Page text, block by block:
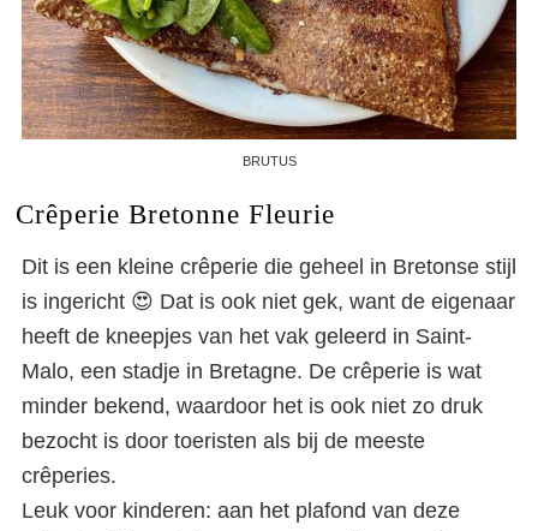
BRUTUS
Crêperie Bretonne Fleurie
Dit is een kleine crêperie die geheel in Bretonse stijl
is ingericht 😍 Dat is ook niet gek, want de eigenaar
heeft de kneepjes van het vak geleerd in Saint-
Malo, een stadje in Bretagne. De crêperie is wat
minder bekend, waardoor het is ook niet zo druk
bezocht is door toeristen als bij de meeste
crêperies.
Leuk voor kinderen: aan het plafond van deze